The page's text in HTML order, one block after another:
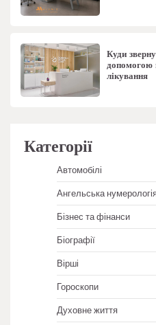
Куди
допомогою
лікування
Категорії
Автомобілі
Ангельська
Бізнес та фінанси
Біографії
Вірші
Гороскопи
Духовне життя